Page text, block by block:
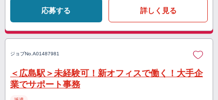
応募する 詳しく見る
ジョブNo. A01487981
＜広島駅＞未経験可！新オフィスで働く！大手企
業でサポート事務